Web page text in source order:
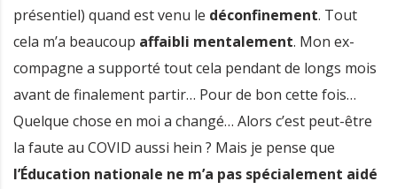
présentiel) quand est venu le déconfinement. Tout
cela m’a beaucoup affaibli mentalement. Mon ex-
compagne a supporté tout cela pendant de longs mois
avant de finalement partir… Pour de bon cette fois…
Quelque chose en moi a changé… Alors c’est peut-être
la faute au COVID aussi hein ? Mais je pense que
l’Éducation nationale ne m’a pas spécialement aidé